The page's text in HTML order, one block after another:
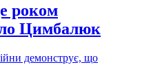
роком
Цимбалюк
демонструє, що